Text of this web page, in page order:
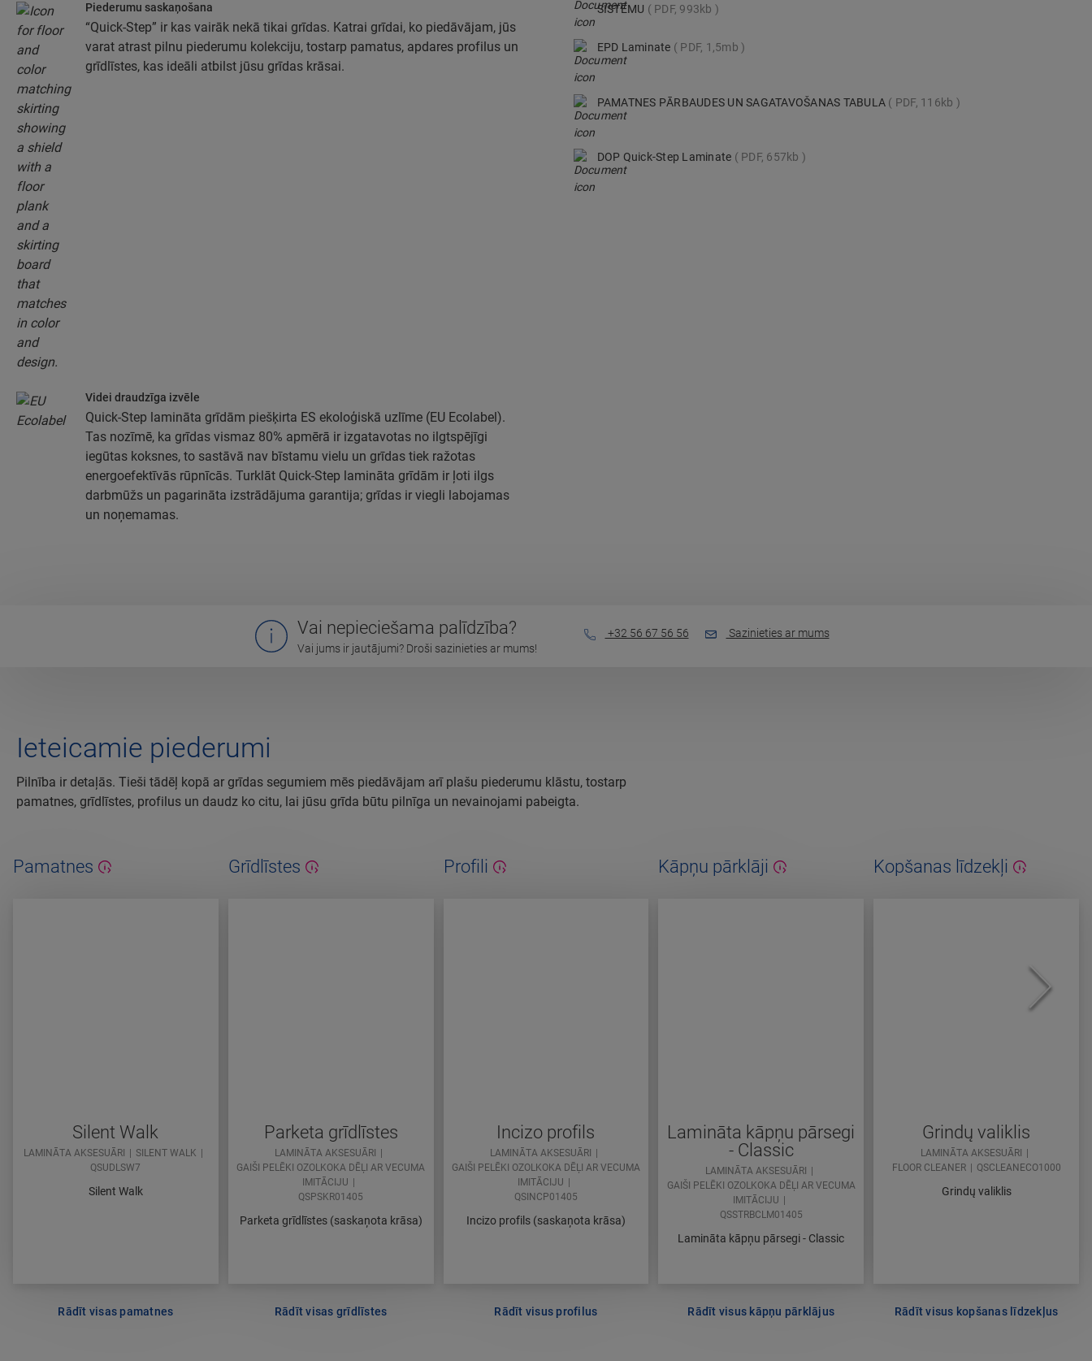
Piederumu saskaņošana
“Quick-Step” ir kas vairāk nekā tikai grīdas. Katrai grīdai, ko piedāvājam, jūs
varat atrast pilnu piederumu kolekciju, tostarp pamatus, apdares profilus un
grīdlīstes, kas ideāli atbilst jūsu grīdas krāsai.
Videi draudzīga izvēle
Quick-Step lamināta grīdām piešķirta ES ekoloģiskā uzlīme (EU Ecolabel).
Tas nozīmē, ka grīdas vismaz 80% apmērā ir izgatavotas no ilgtspējīgi
iegūtas koksnes, to sastāvā nav bīstamu vielu un grīdas tiek ražotas
energoefektīvās rūpnīcās. Turklāt Quick-Step lamināta grīdām ir ļoti ilgs
darbmūžs un pagarināta izstrādājuma garantija; grīdas ir viegli labojamas
un noņemamas.
SISTĒMU
PDF, 993kb
EPD Laminate PDF, 1,5mb
PAMATNES PĀRBAUDES UN SAGATAVOŠANAS TABULA PDF, 116kb
DOP Quick-Step Laminate PDF, 657kb
Vai nepieciešama palīdzība?
Vai jums ir jautājumi? Droši sazinieties ar mums!
+32 56 67 56 56 Sazinieties ar mums
Ieteicamie piederumi
Pilnība ir detaļās. Tieši tādēļ kopā ar grīdas segumiem mēs piedāvājam arī plašu piederumu klāstu, tostarp
pamatnes, grīdlīstes, profilus un daudz ko citu, lai jūsu grīda būtu pilnīga un nevainojami pabeigta.
Pamatnes
Silent Walk
LAMINĀTA AKSESUĀRI
SILENT WALK
QSUDLSW7
Silent Walk
Rādīt visas pamatnes
Grīdlīstes
Parketa grīdlīstes
LAMINĀTA AKSESUĀRI
GAIŠI PELĒKI OZOLKOKA DĒĻI AR VECUMA
IMITĀCIJU
QSPSKR01405
Parketa grīdlīstes (saskaņota krāsa)
Rādīt visas grīdlīstes
Profili
Incizo profils
LAMINĀTA AKSESUĀRI
GAIŠI PELĒKI OZOLKOKA DĒĻI AR VECUMA
IMITĀCIJU
QSINCP01405
Incizo profils (saskaņota krāsa)
Rādīt visus profilus
Kāpņu pārklāji
Lamināta kāpņu pārsegi
- Classic
LAMINĀTA AKSESUĀRI
GAIŠI PELĒKI OZOLKOKA DĒĻI AR VECUMA
IMITĀCIJU
QSSTRBCLM01405
Lamināta kāpņu pārsegi - Classic
Rādīt visus kāpņu pārklājus
Kopšanas līdzekļi
Grindų valiklis
LAMINĀTA AKSESUĀRI
FLOOR CLEANER
QSCLEANECO1000
Grindų valiklis
Rādīt visus kopšanas līdzekļus